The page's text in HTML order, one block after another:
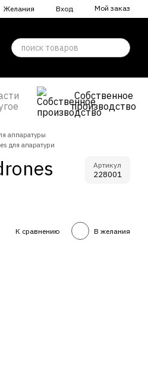
Желания Вход Мой заказ
Собственное
производство
аппаратуры
для апаратури
Артикул
228001
К сравнению В желания